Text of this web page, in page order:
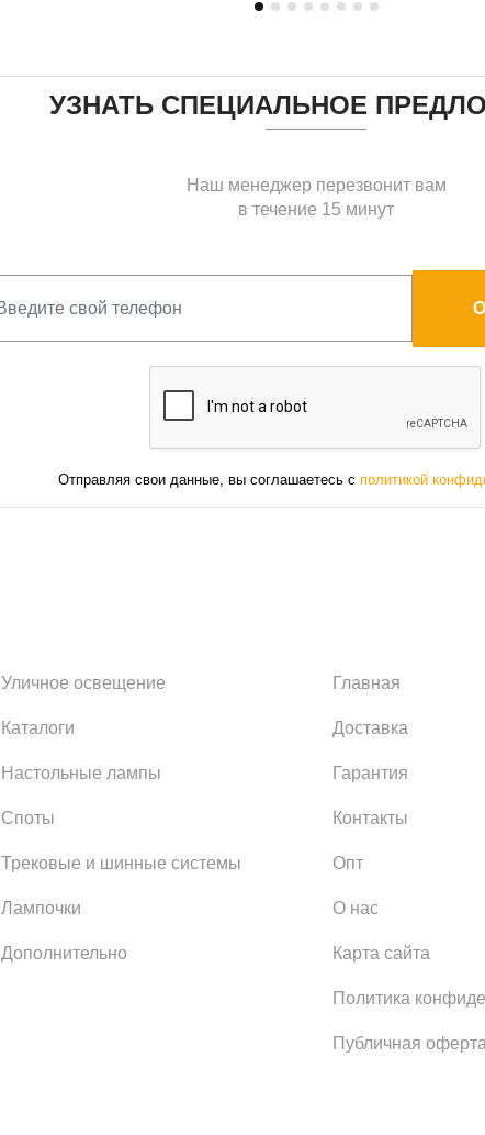
УЗНАТЬ СПЕЦИАЛЬНОЕ
Наш менеджер перезвонит вам
в течение 15 минут
Отправляя свои данные, вы соглашаетесь с политикой
Уличное освещение
Каталоги
Настольные лампы
Споты
Трековые и шинные системы
Лампочки
Дополнительно
Главная
Доставка
Гарантия
Контакты
Опт
О нас
Карта сайта
Политика
Публичная оферта